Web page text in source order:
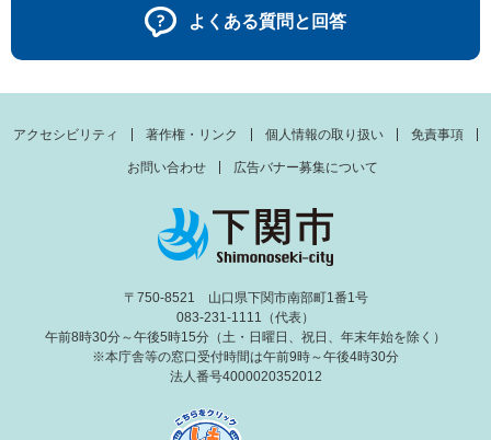
よくある質問と回答
アクセシビリティ 著作権・リンク 個人情報の取り扱い 免責事項
お問い合わせ 広告バナー募集について
〒750-8521 山口県下関市南部町1番1号
083-231-1111（代表）
午前8時30分～午後5時15分（土・日曜日、祝日、年末年始を除く）
※本庁舎等の窓口受付時間は午前9時～午後4時30分
法人番号4000020352012